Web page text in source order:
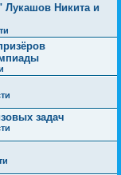
Лукашов Никита и
задач